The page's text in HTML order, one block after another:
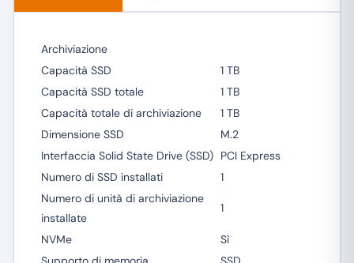
Archiviazione
Capacità SSD
1 TB
Capacità SSD totale
1 TB
Capacità totale di archiviazione
1 TB
Dimensione SSD
M.2
Interfaccia Solid State Drive (SSD) PCI Express
Numero di SSD installati
1
Numero di unità di archiviazione
installate
1
NVMe
Sì